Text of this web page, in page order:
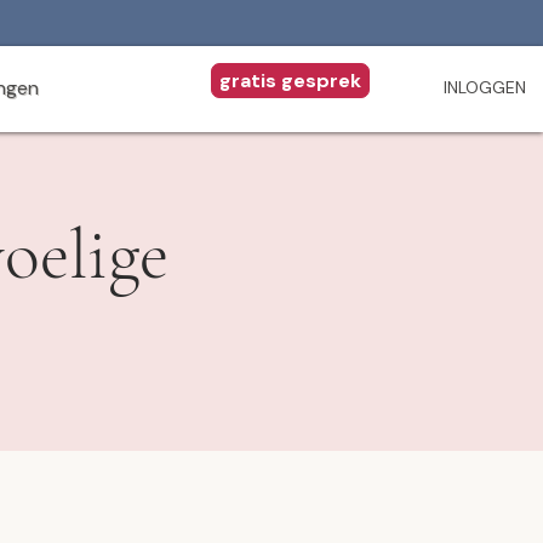
gratis gesprek INLOGGEN